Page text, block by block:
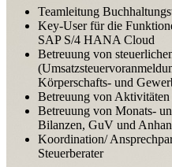
Teamleitung
Key-User für die
SAP S/4 HANA Cloud
Betreuung von
Körperschafts- und
Betreuung von
Betreuung von Monats-
Bilanzen, GuV und
Koordination/
Steuerberater